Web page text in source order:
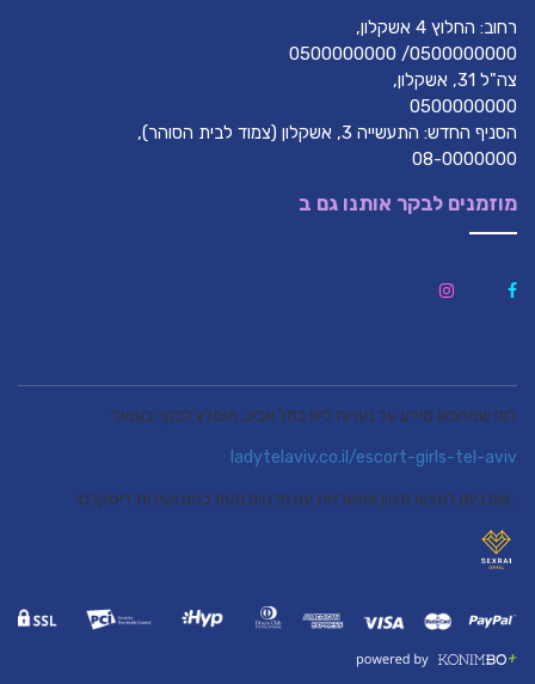
רחוב: החלוץ 4 אשקלון,
0500000000/ 0500000000
צה"ל 31, אשקלון,
0500000000
הסניף החדש: התעשייה 3, אשקלון (צמוד לבית הסוהר),
08-0000000
מוזמנים לבקר אותנו גם ב
למי שמחפש מידע על נערות ליווי בתל אביב, מומלץ לבקר בעמוד
ladytelaviv.co.il/escort-girls-tel-aviv
, שם ניתן למצוא מגוון אפשרויות עם פרטים מעודכנים ושירות דיסקרטי